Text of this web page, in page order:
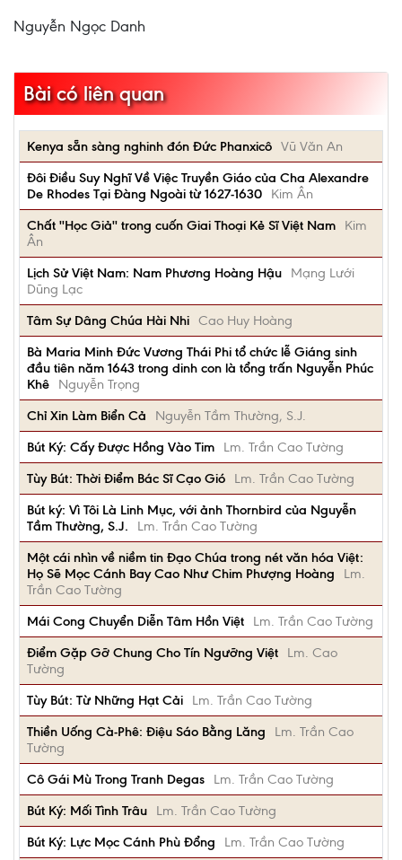
Nguyễn Ngọc Danh
Bài có liên quan
Kenya sẵn sàng nghinh đón Đức Phanxicô Vũ Văn An
Đôi Điều Suy Nghĩ Về Việc Truyền Giáo của Cha Alexandre
De Rhodes Tại Đàng Ngoài từ 1627-1630
Kim Ân
Chất ''Học Giả'' trong cuốn Giai Thoại Kẻ Sĩ Việt Nam
Kim
Ân
Lịch Sử Việt Nam: Nam Phương Hoàng Hậu
Mạng Lưới
Dũng Lạc
Tâm Sự Dâng Chúa Hài Nhi Cao Huy Hoàng
Bà Maria Minh Đức Vương Thái Phi tổ chức lễ Giáng sinh
đầu tiên năm 1643 trong dinh con là tổng trấn Nguyễn Phúc
Khê
Nguyễn Trọng
Chỉ Xin Làm Biển Cả
Nguyễn Tầm Thường, S.J.
Bút Ký: Cấy Được Hồng Vào Tim
Lm. Trần Cao Tường
Tùy Bút: Thời Điểm Bác Sĩ Cạo Gió
Lm. Trần Cao Tường
Bút ký: Vì Tôi Là Linh Mục, với ảnh Thornbird của Nguyễn
Tầm Thường, S.J.
Lm. Trần Cao Tường
Một cái nhìn về niềm tin Đạo Chúa trong nét văn hóa Việt:
Họ Sẽ Mọc Cánh Bay Cao Như Chim Phượng Hoàng
Lm.
Trần Cao Tường
Mái Cong Chuyển Diễn Tâm Hồn Việt
Lm. Trần Cao Tường
Điểm Gặp Gỡ Chung Cho Tín Ngưỡng Việt
Lm. Cao
Tường
Tùy Bút: Từ Những Hạt Cải
Lm. Trần Cao Tường
Thiền Uống Cà-Phê: Điệu Sáo Bằng Lăng
Lm. Trần Cao
Tường
Cô Gái Mù Trong Tranh Degas
Lm. Trần Cao Tường
Bút Ký: Mối Tình Trâu
Lm. Trần Cao Tường
Bút Ký: Lực Mọc Cánh Phù Đổng
Lm. Trần Cao Tường